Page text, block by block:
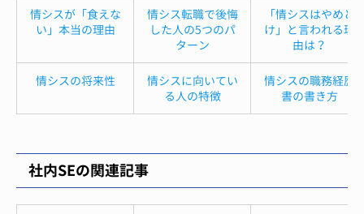
情シスが「食えな
い」本当の理由
情シス転職で後悔
した人の5つのパ
ターン
「情シスはやめと
け」と言われる理
由は？
情シスの将来性
情シスに向いてい
る人の特徴
情シスの職務経歴
書の書き方
社内SEの関連記事